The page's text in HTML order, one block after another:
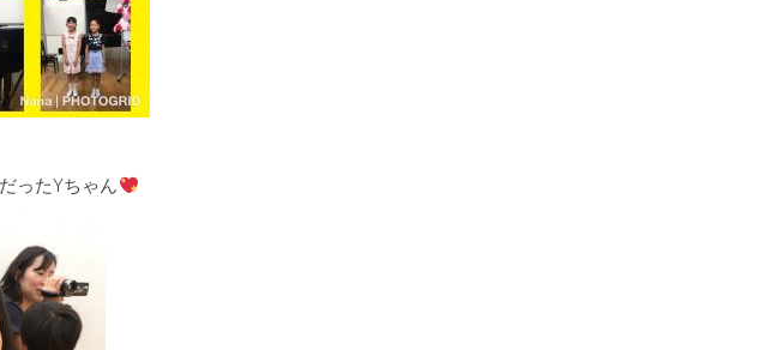
ったYちゃん